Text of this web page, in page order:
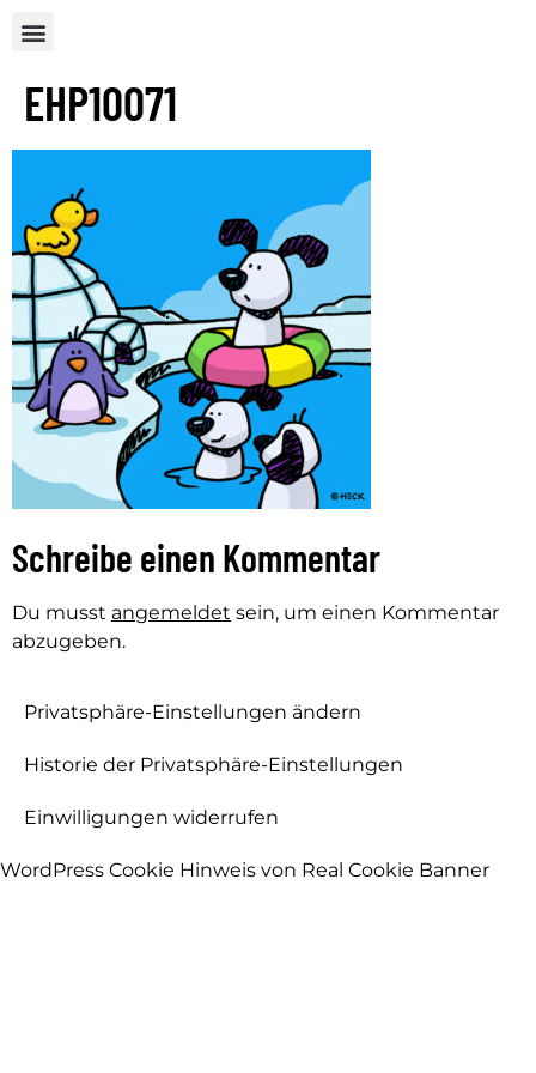
EHP10071
Schreibe einen Kommentar
Du musst angemeldet sein, um einen Kommentar
abzugeben.
Privatsphäre-Einstellungen ändern
Historie der Privatsphäre-Einstellungen
Einwilligungen widerrufen
WordPress Cookie Hinweis von Real Cookie Banner